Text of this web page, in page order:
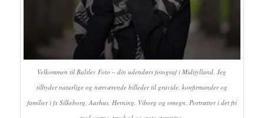
Velkommen til Balslev Foto – din udendørs fotograf i Midtjylland. Jeg
tilbyder naturlige og nærværende billeder til gravide, konfirmander og
familier i fx Silkeborg, Aarhus, Herning, Viborg og omegn. Portrætter i det fri